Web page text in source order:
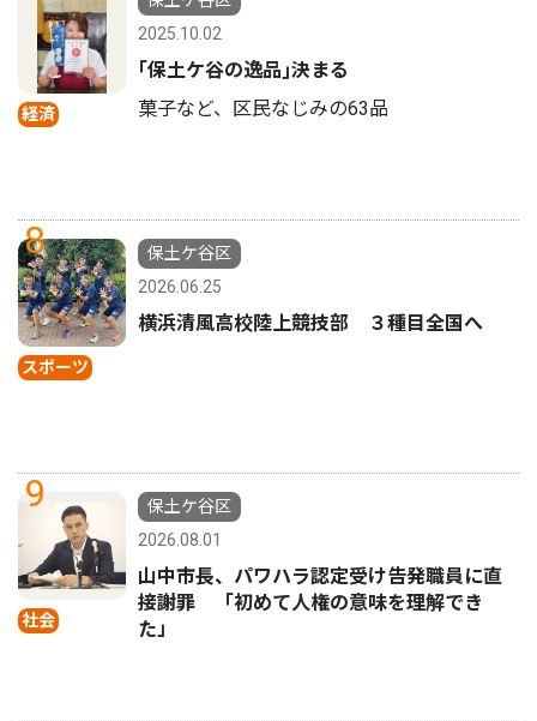
経済
2025.10.02
｢保土ケ谷の逸品｣決まる
菓子など、区民なじみの63品
8
スポーツ
保土ケ谷区
2026.06.25
横浜清風高校陸上競技部 ３種目全国へ
9
社会
保土ケ谷区
2026.08.01
山中市長、パワハラ認定受け告発職員に直
接謝罪 「初めて人権の意味を理解でき
た」